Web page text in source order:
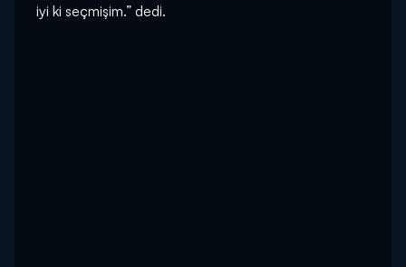
iyi ki seçmişim.” dedi.